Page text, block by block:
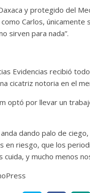
y protegido del
Carlos,
sirven para nada”.
Evidencias recibió
cicatriz notoria en el
optó por llevar un
dando palo de
en riesgo, que los
y mucho menos